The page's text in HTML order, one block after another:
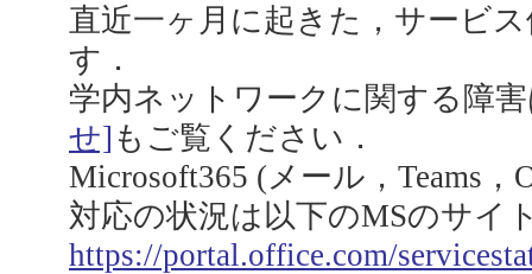
直近一ヶ月に起きた，サービ
す．
学内ネットワークに関する障
せ] もご覧ください．
Microsoft365 (メール，Teams
対応の状況は以下のMSのサイ
https://portal.office.com/